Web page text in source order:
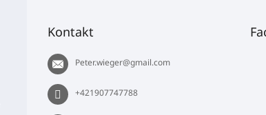
Kontakt
Peter.wieger@gmail.com
+421907747788